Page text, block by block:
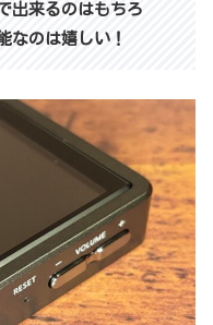
出来るのはもちろ
なのは嬉しい！